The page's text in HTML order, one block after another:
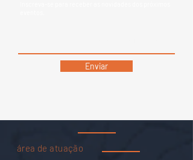
Enviar
área de atuação